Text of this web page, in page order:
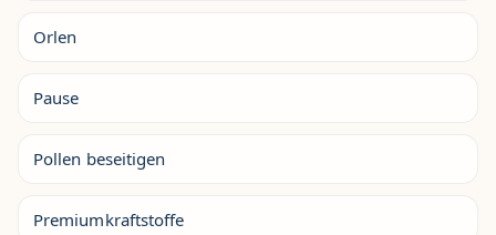
Orlen
Pause
Pollen beseitigen
Premiumkraftstoffe